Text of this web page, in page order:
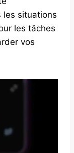
les situations
les tâches
vos